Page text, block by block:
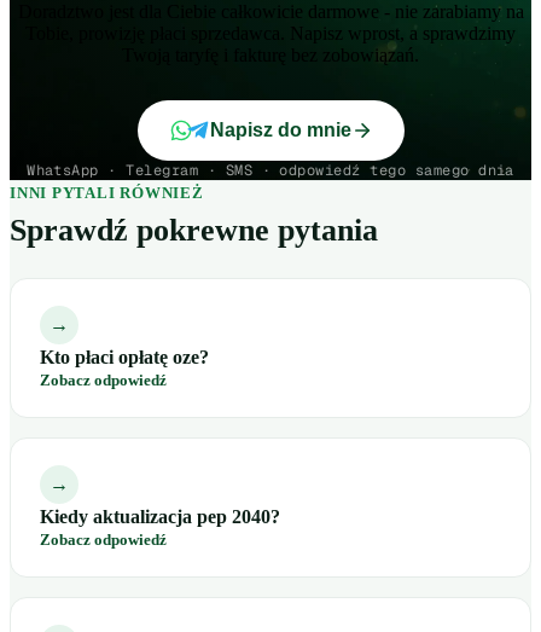
Doradztwo jest dla Ciebie całkowicie darmowe - nie zarabiamy na
Tobie, prowizję płaci sprzedawca. Napisz wprost, a sprawdzimy
Twoją taryfę i fakturę bez zobowiązań.
Napisz do mnie
WhatsApp · Telegram · SMS · odpowiedź tego samego dnia
INNI PYTALI RÓWNIEŻ
Sprawdź pokrewne pytania
→
Kto płaci opłatę oze?
Zobacz odpowiedź
→
Kiedy aktualizacja pep 2040?
Zobacz odpowiedź